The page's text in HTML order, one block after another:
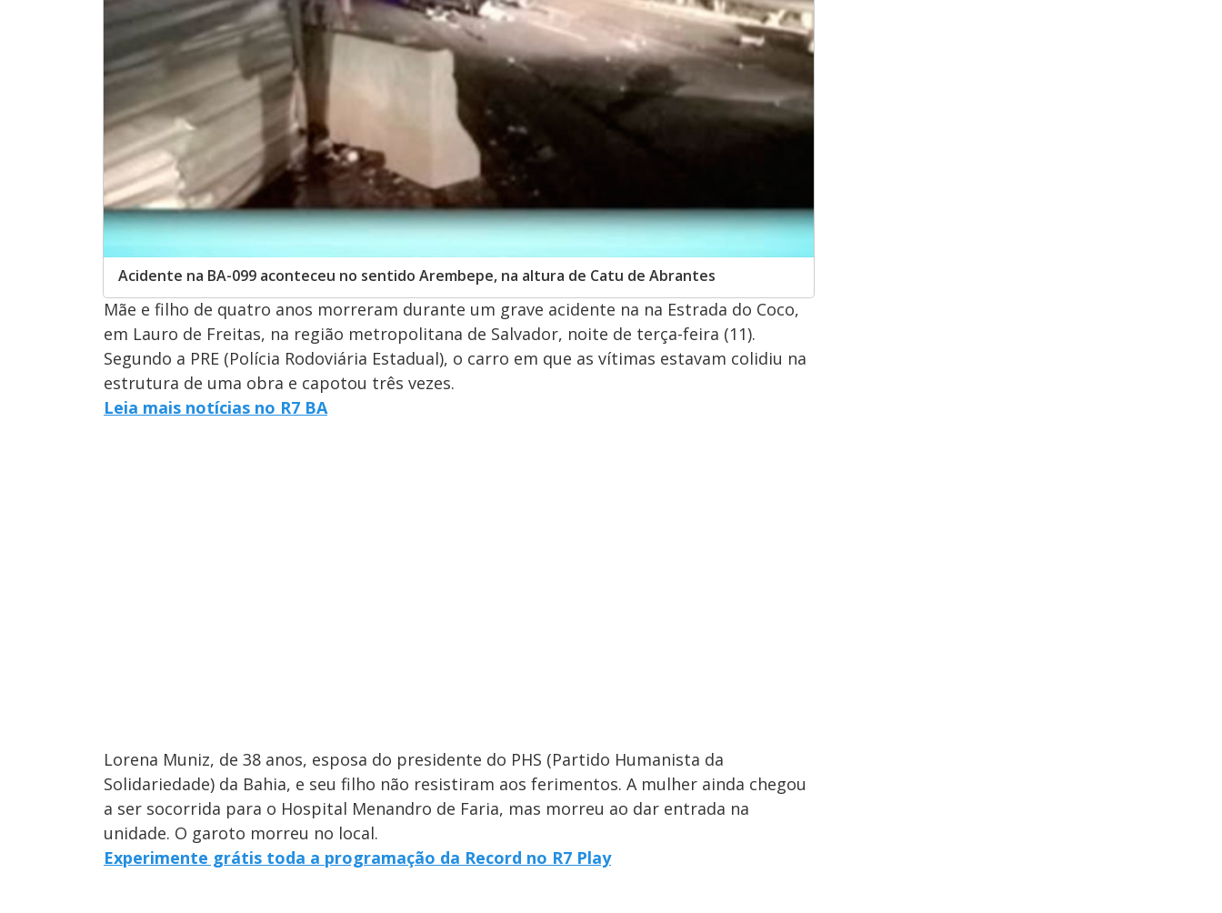
Acidente na BA-099 aconteceu no sentido Arembepe, na altura de Catu de Abrantes
Mãe e filho de quatro anos morreram durante um grave acidente na na Estrada do Coco,
em Lauro de Freitas, na região metropolitana de Salvador, noite de terça-feira (11).
Segundo a PRE (Polícia Rodoviária Estadual), o carro em que as vítimas estavam colidiu na
estrutura de uma obra e capotou três vezes.
Leia mais notícias no R7 BA
Lorena Muniz, de 38 anos, esposa do presidente do PHS (Partido Humanista da
Solidariedade) da Bahia, e seu filho não resistiram aos ferimentos. A mulher ainda chegou
a ser socorrida para o Hospital Menandro de Faria, mas morreu ao dar entrada na
unidade. O garoto morreu no local.
Experimente grátis toda a programação da Record no R7 Play